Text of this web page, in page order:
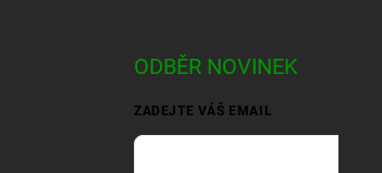
ODBĚR NOVINEK
ZADEJTE VÁŠ EMAIL